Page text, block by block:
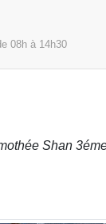
08h à 14h30
Shan